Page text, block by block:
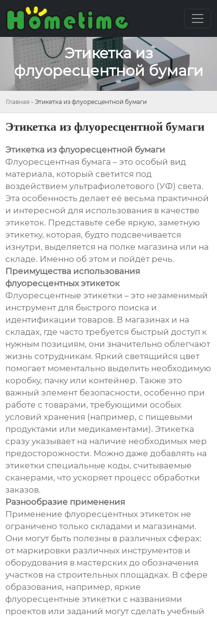
Этикетка из
флуоресцентной бумаги
Главная - Этикетка из флуоресцентной бумаги
Этикетка из флуоресцентной бумаги
Этикетка из флуоресцентной бумаги
Флуоресцентная бумага – это особый вид
материала, который светится под
воздействием ультрафиолетового (УФ) света.
Эта особенность делает её весьма практичной
и интересной для использования в качестве
этикеток. Представьте себе яркую, заметную
этикетку, которая, будто подсвечивается
изнутри, выделяется на полке магазина или на
складе. Именно об этом и пойдёт речь.
Преимущества использования
флуоресцентных этикеток
Флуоресцентные этикетки – это незаменимый
инструмент для быстрого поиска и
идентификации товаров. В магазинах и на
складах, где часто требуется быстрый доступ к
нужным позициям, они значительно облегчают
жизнь сотрудникам. Яркий светящийся цвет
помогает моментально выделить необходимую
коробку, пачку или контейнер. Также это
важный элемент безопасности, особенно при
работе с товарами, требующими особых
условий хранения (например, с пищевыми
продуктами или медикаментами). Этикетка
сразу указывает на наличие необходимых мер
предосторожности. Можно даже добавлять на
этикетки специальные коды, считываемые
сканерами, что ускоряет процесс обработки
заказов.
Разнообразие применения
Применение флуоресцентных этикеток не
ограничено только складами и магазинами.
Они могут быть полезны в различных сферах:
от маркировки различных инструментов и
оборудования в мастерских до обозначения
участков на строительных площадках. В сфере
образования, например, яркие
флуоресцентные этикетки с названиями
проектов или заданий могут сделать учебный